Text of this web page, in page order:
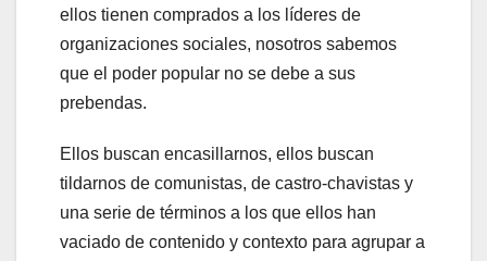
ellos tienen comprados a los líderes de
organizaciones sociales, nosotros sabemos
que el poder popular no se debe a sus
prebendas.
Ellos buscan encasillarnos, ellos buscan
tildarnos de comunistas, de castro-chavistas y
una serie de términos a los que ellos han
vaciado de contenido y contexto para agrupar a